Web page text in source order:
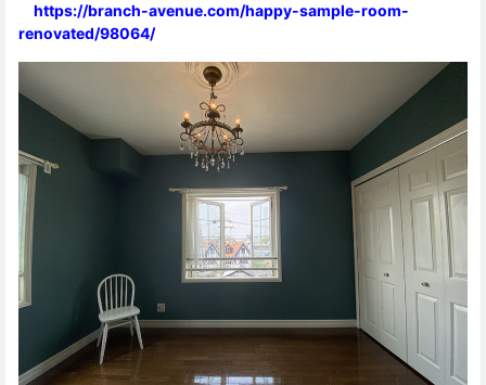
https://branch-avenue.com/happy-sample-room-
renovated/98064/